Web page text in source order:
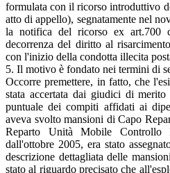
formulata con il ricorso introduttivo
atto di appello), segnatamente nel
la notifica del ricorso ex art.700
decorrenza del diritto al
con l'inizio della condotta illecita
5. Il motivo è fondato nei termini di
Occorre premettere, in fatto, che
stata accertata dai giudici di
puntuale dei compiti affidati ai
aveva svolto mansioni di Capo
Reparto Unità Mobile Controllo
dall'ottobre 2005, era stato
descrizione dettagliata delle
stato al riguardo precisato che